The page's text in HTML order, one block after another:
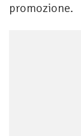
promozione.